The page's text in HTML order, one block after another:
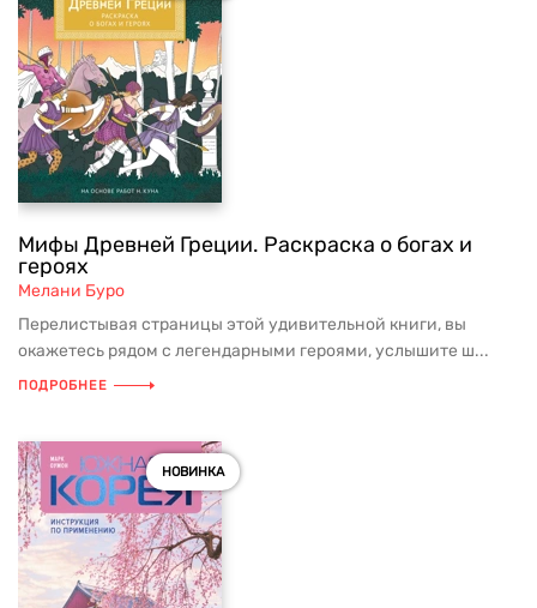
Мифы Древней Греции. Раскраска о богах и
героях
Мелани Буро
Перелистывая страницы этой удивительной книги, вы
окажетесь рядом с легендарными героями, услышите ш...
ПОДРОБНЕЕ
НОВИНКА